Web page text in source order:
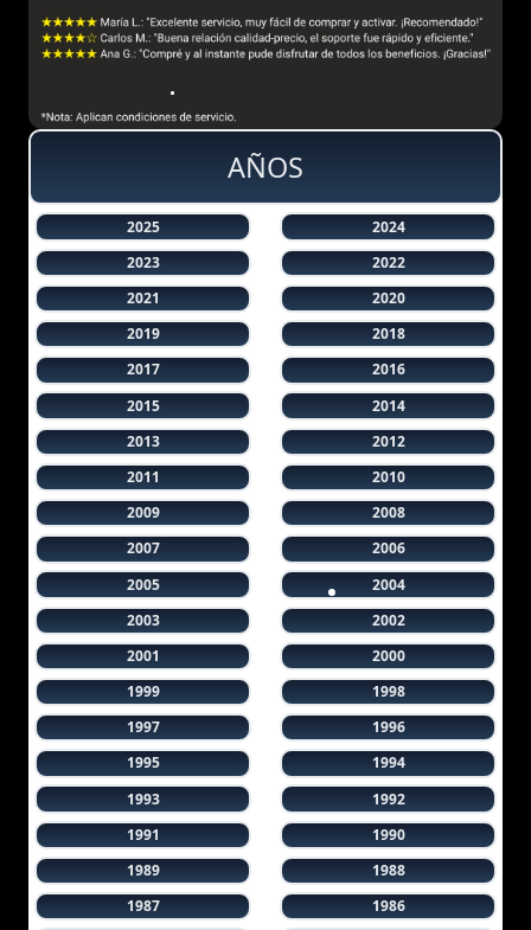
AÑOS
2025
2024
2023
2022
2021
2020
2019
2018
2017
2016
2015
2014
2013
2012
2011
2010
2009
2008
2007
2006
2005
2004
2003
2002
2001
2000
1999
1998
1997
1996
1995
1994
1993
1992
1991
1990
1989
1988
1987
1986